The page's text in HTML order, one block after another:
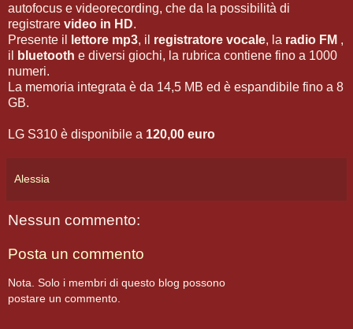
autofocus e videorecording, che da la possibilità di
registrare video in HD.
Presente il
lettore mp3, il registratore vocale, la radio FM ,
il
bluetooth e diversi giochi, la rubrica contiene fino a 1000
numeri.
La memoria integrata è da 14,5 MB ed è espandibile fino a 8
GB.
LG S310 è disponibile a 120,00 euro
Alessia
Nessun commento:
Posta un commento
Nota. Solo i membri di questo blog possono
postare un commento.